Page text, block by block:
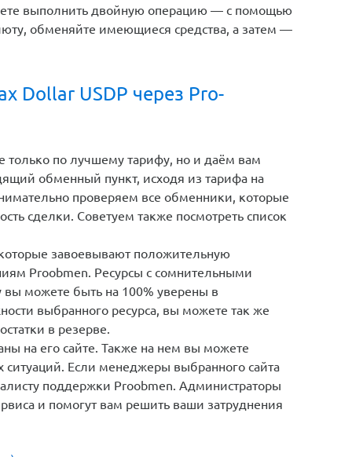
выполнить двойную операцию — с помощью
обменяйте имеющиеся средства, а затем —
Dollar USDP через Pro-
только по лучшему тарифу, но и даём вам
обменный пункт, исходя из тарифа на
проверяем все обменники, которые
сделки. Советуем также посмотреть список
завоевывают положительную
Proobmen. Ресурсы с сомнительными
вы можете быть на 100% уверены в
выбранного ресурса, вы можете так же
в резерве.
на его сайте. Также на нем вы можете
ситуаций. Если менеджеры выбранного сайта
поддержки Proobmen. Администраторы
и помогут вам решить ваши затруднения